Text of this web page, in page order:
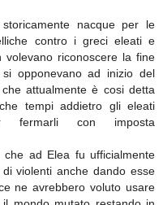
nacque per le
contro i greci eleati e
riconoscere la fine
opponevano ad inizio del
attualmente è cosi detta
tempi addietro gli eleati
con imposta
ad Elea fu ufficialmente
violenti anche dando esse
ne avrebbero voluto usare